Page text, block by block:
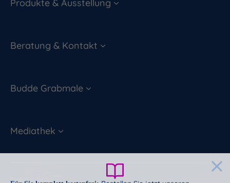
Produkte & Ausstellung
Beratung & Kontakt
Budde Grabmale
Mediathek
Datenschutz